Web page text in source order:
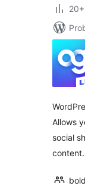
Allows
social
content.